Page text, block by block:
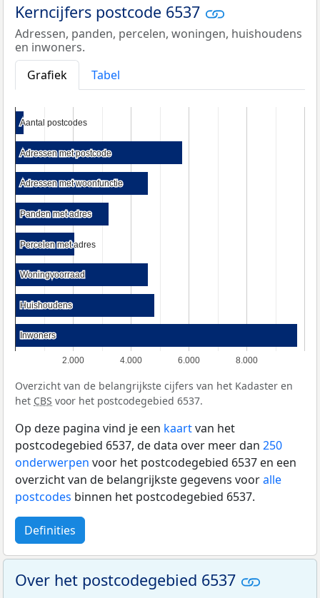
Kerncijfers postcode 6537
Adressen, panden, percelen, woningen, huishoudens
en inwoners.
Grafiek
Tabel
2.000 4.000 6.000 8.000
Aantal postcodes
Aantal postcodes
Adressen met postcode
Adressen met postcode
Adressen met woonfunctie
Adressen met woonfunctie
Panden met adres
Panden met adres
Percelen met adres
Percelen met adres
Woningvoorraad
Woningvoorraad
Huishoudens
Huishoudens
Inwoners
Inwoners
Overzicht van de belangrijkste cijfers van het Kadaster en
het CBS voor het postcodegebied 6537.
Op deze pagina vind je een kaartvan het
postcodegebied 6537, de data over meer dan 250
onderwerpen voor het postcodegebied 6537 en een
overzicht van de belangrijkste gegevens vooralle
postcodes binnen het postcodegebied 6537.
Definities
Over het postcodegebied 6537